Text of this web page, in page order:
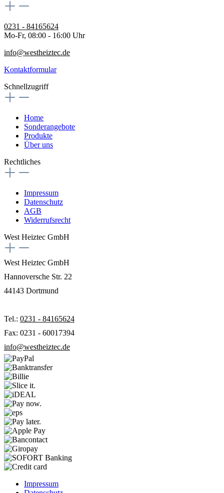
0231 - 84165624
Mo-Fr, 08:00 - 16:00 Uhr
info@westheiztec.de
Kontaktformular
Schnellzugriff
Home
Sonderangebote
Produkte
Über uns
Rechtliches
Impressum
Datenschutz
AGB
Widerrufsrecht
West Heiztec GmbH
West Heiztec GmbH
Hannoversche Str. 22
44143 Dortmund
Tel.: 0231 - 84165624
Fax: 0231 - 60017394
info@westheiztec.de
Impressum